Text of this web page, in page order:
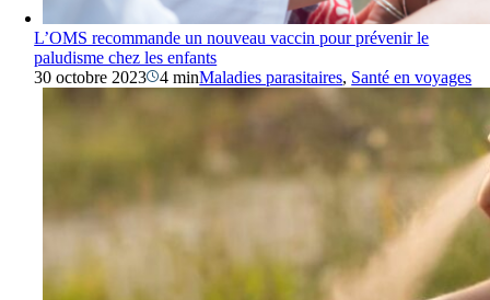
L’OMS recommande un nouveau vaccin pour prévenir le
paludisme chez les enfants
30 octobre 2023
4 minMaladies parasitaires, Santé en voyages